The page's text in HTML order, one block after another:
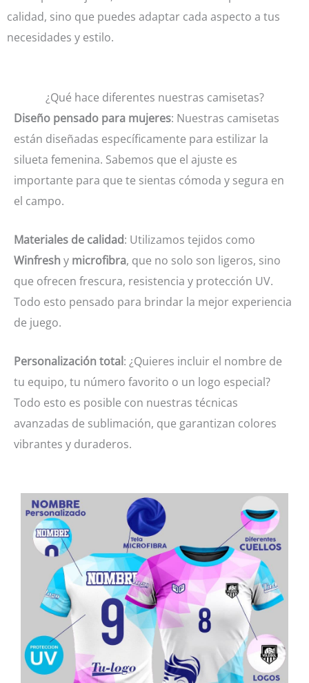
calidad, sino que puedes adaptar cada aspecto a tus
necesidades y estilo.
¿Qué hace diferentes nuestras camisetas?
Diseño pensado para mujeres: Nuestras camisetas
están diseñadas específicamente para estilizar la
silueta femenina. Sabemos que el ajuste es
importante para que te sientas cómoda y segura en
el campo.
Materiales de calidad: Utilizamos tejidos como
Winfresh y microfibra, que no solo son ligeros, sino
que ofrecen frescura, resistencia y protección UV.
Todo esto pensado para brindar la mejor experiencia
de juego.
Personalización total: ¿Quieres incluir el nombre de
tu equipo, tu número favorito o un logo especial?
Todo esto es posible con nuestras técnicas
avanzadas de sublimación, que garantizan colores
vibrantes y duraderos.